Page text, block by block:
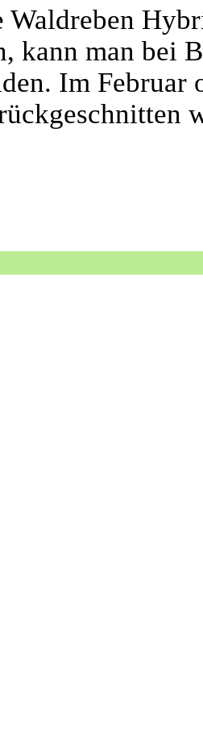
Waldreben
kann man bei
Im Februar